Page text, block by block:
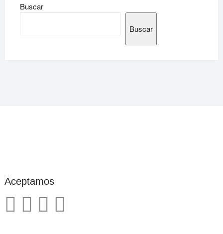
Buscar
Buscar
Aceptamos